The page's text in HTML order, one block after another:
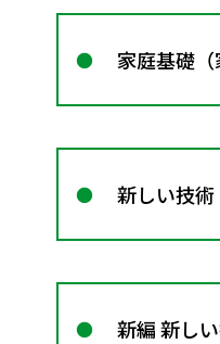
家庭基礎（
新しい技術
新編 新し